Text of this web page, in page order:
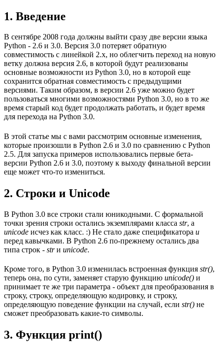
1. Введение
В сентябре 2008 года должны выйти сразу две версии языка
Python - 2.6 и 3.0. Версия 3.0 потеряет обратную
совместимость с линейкой 2.x, но облегчить переход на новую
ветку должна версия 2.6, в которой будут реализованы
основные возможности из Python 3.0, но в которой еще
сохранится обратная совместимость с предыдущими
версиями. Таким образом, в версии 2.6 уже можно будет
пользоваться многими возможностями Python 3.0, но в то же
время старый код будет продолжать работать, и будет время
для перехода на Python 3.0.
В этой статье мы с вами рассмотрим основные изменения,
которые произошли в Python 2.6 и 3.0 по сравнению с Python
2.5. Для запуска примеров использовались первые бета-
версии Python 2.6 и 3.0, поэтому к выходу финальной версии
еще может что-то измениться.
2. Строки и Unicode
В Python 3.0 все строки стали юникодными. С формальной
точки зрения строки остались экземплярами класса str, а
unicode исчез как класс. :) Не стало даже спецификатора u
перед кавычками. В Python 2.6 по-прежнему остались два
типа строк - strи unicode.
Кроме того, в Python 3.0 изменилась встроенная функция str(),
теперь она, по сути, заменяет старую функцию unicode() и
принимает те же три параметра - объект для преобразования в
строку, строку, определяющую кодировку, и строку,
определяющую поведение функции на случай, если str() не
сможет преобразовать какие-то символы.
3. Функция print()